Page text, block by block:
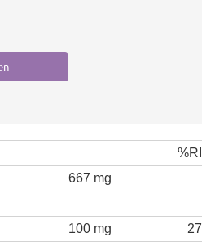
%RI
667 mg
100 mg
27